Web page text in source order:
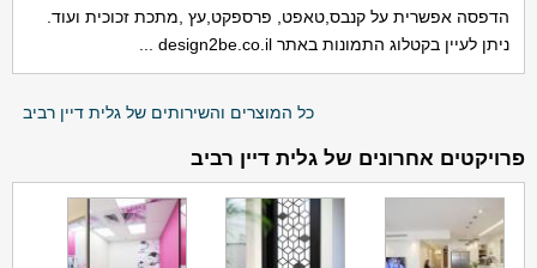
הדפסה אפשרית על קנבס,טאפט, פרספקט,עץ ,מתכת זכוכית ועוד.
ניתן לעיין בקטלוג התמונות באתר design2be.co.il ...
כל המוצרים והשירותים של גלית דיין רביב
פרויקטים אחרונים של גלית דיין רביב